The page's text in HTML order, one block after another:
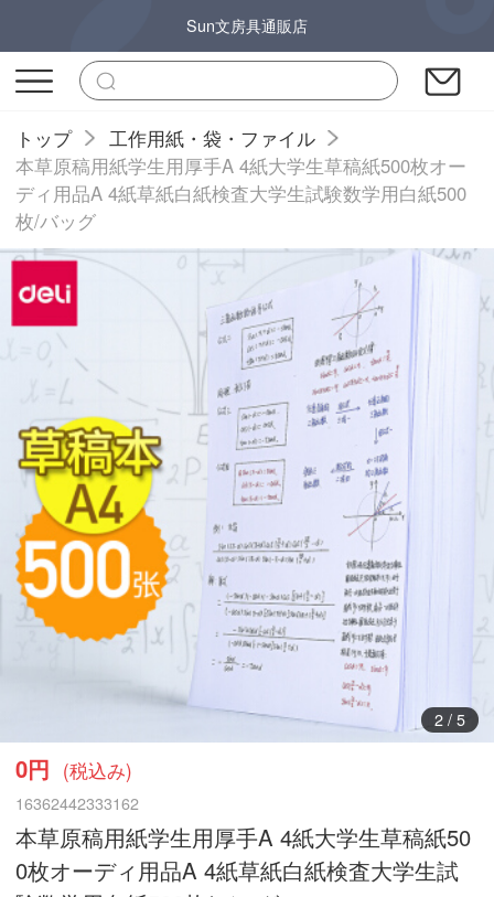
Sun文房具通販店
トップ
工作用紙・袋・ファイル
本草原稿用紙学生用厚手A 4紙大学生草稿紙500枚オー
ディ用品A 4紙草紙白紙検査大学生試験数学用白紙500
枚/バッグ
3/ 5
0円 (税込み)
16362442333162
本草原稿用紙学生用厚手A 4紙大学生草稿紙50
0枚オーディ用品A 4紙草紙白紙検査大学生試